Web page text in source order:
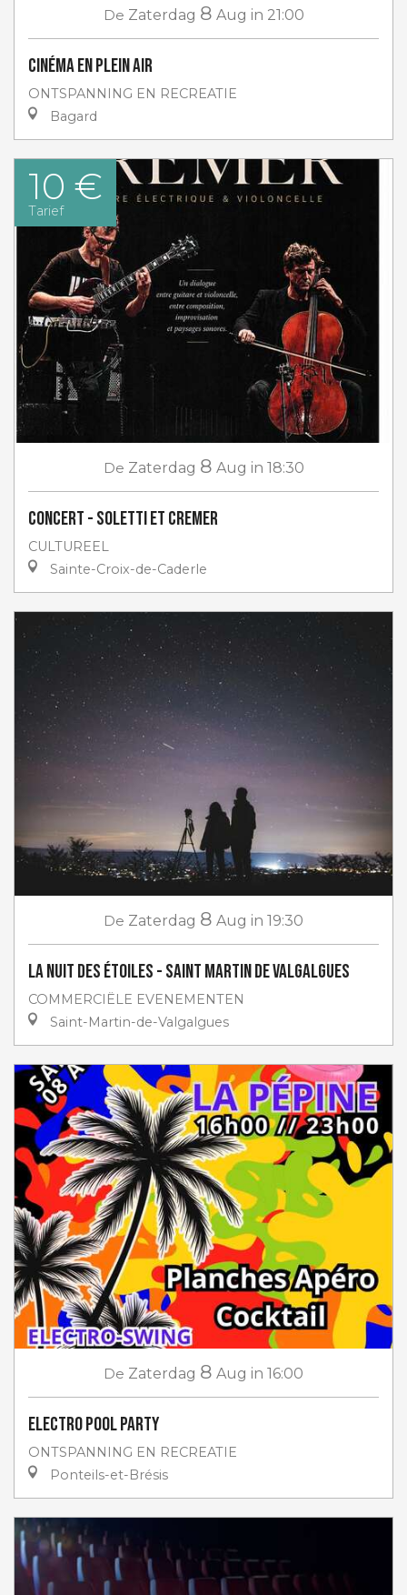
De Zaterdag 8 Aug in 21:00
Cinéma en plein air
ONTSPANNING EN RECREATIE
Bagard
10 €
Tarief
De Zaterdag 8 Aug in 18:30
Concert - Soletti et Cremer
CULTUREEL
Sainte-Croix-de-Caderle
De Zaterdag 8 Aug in 19:30
La Nuit des étoiles - Saint Martin de Valgalgues
COMMERCIËLE EVENEMENTEN
Saint-Martin-de-Valgalgues
De Zaterdag 8 Aug in 16:00
Electro Pool Party
ONTSPANNING EN RECREATIE
Ponteils-et-Brésis